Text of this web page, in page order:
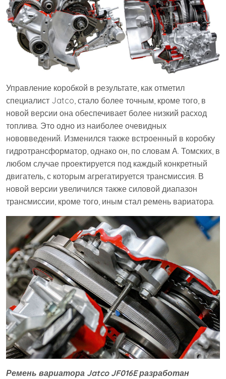
Управление коробкой в результате, как отметил
специалист Jatco, стало более точным, кроме того, в
новой версии она обеспечивает более низкий расход
топлива. Это одно из наиболее очевидных
нововведений. Изменился также встроенный в коробку
гидротрансформатор, однако он, по словам А. Томских, в
любом случае проектируется под каждый конкретный
двигатель, с которым агрегатируется трансмиссия. В
новой версии увеличился также силовой диапазон
трансмиссии, кроме того, иным стал ремень вариатора.
Ремень вариатора Jatco JF016E разработан